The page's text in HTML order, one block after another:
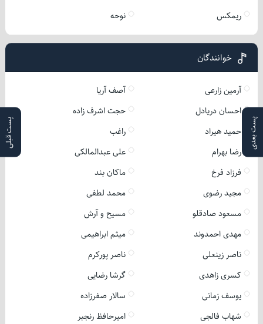
پست بعدی پست قبلی
ریمکس
نوحه
خوانندگان
آرمین زارعی
آصف آریا
احسان دریادل
حجت اشرف زاده
حمید هیراد
راغب
رضا بهرام
علی عبدالمالکی
فرزاد فرخ
ماکان بند
مجید رضوی
محمد لطفی
مسعود صادقلو
مسیح و آرش
مهدی احمدوند
میثم ابراهیمی
ناصر زینعلی
ناصر پورکرم
کسری زاهدی
گرشا رضایی
یوسف زمانی
سالار صفرزاده
شهاب فالجی
امیرحافظ رنجبر